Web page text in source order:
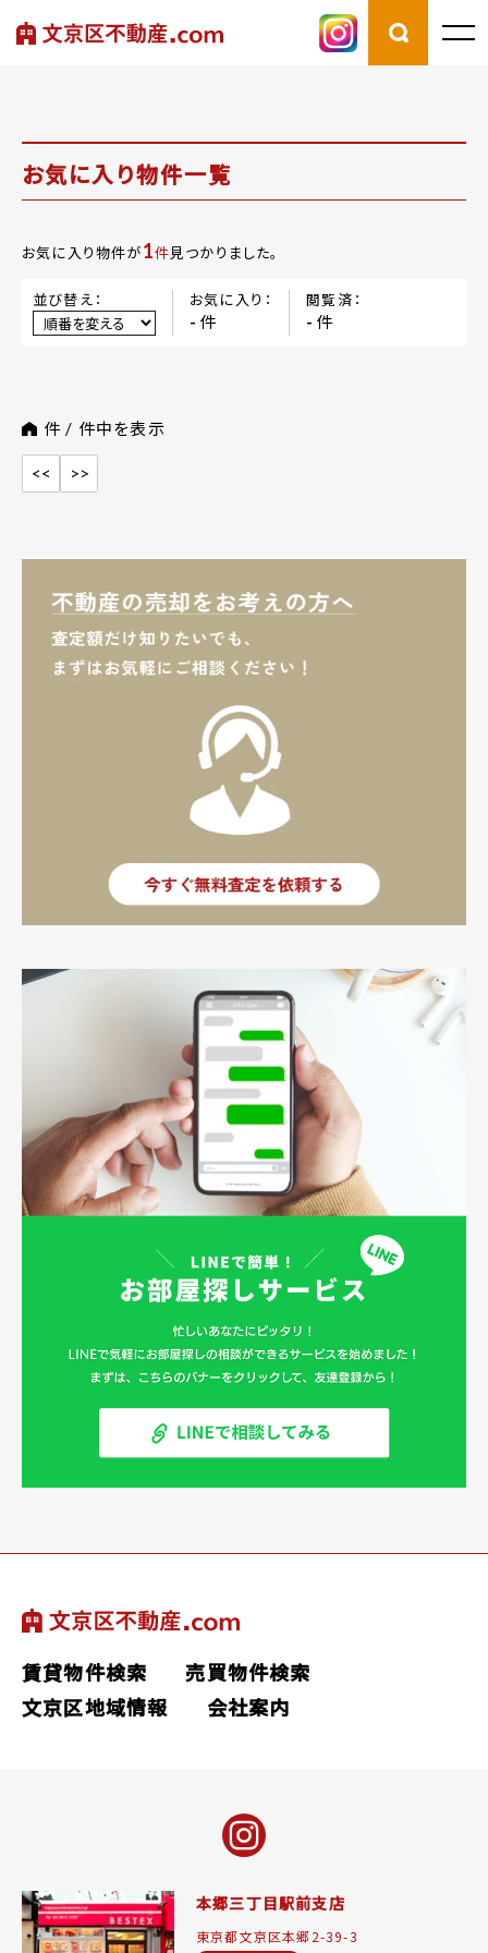
お気に入り物件一覧
お気に入り物件が1件見つかりました。
並び替え： お気に入り：
- 件
閲覧済：
- 件
件 / 件中を表示
<< >>
賃貸物件検索
売買物件検索
文京区地域情報
会社案内
本郷三丁目駅前支店
東京都文京区本郷2-39-3